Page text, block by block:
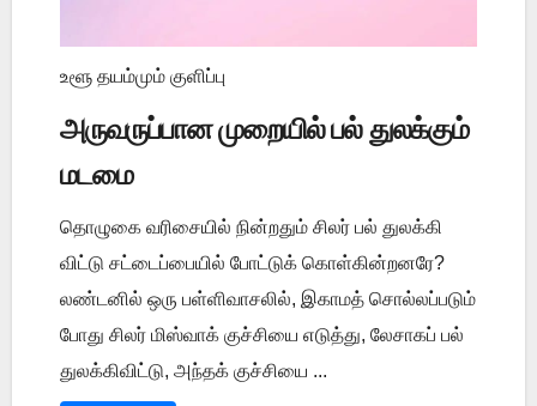
உளூ தயம்மும் குளிப்பு
அருவருப்பான முறையில் பல் துலக்கும்
மடமை
தொழுகை வரிசையில் நின்றதும் சிலர் பல் துலக்கி
விட்டு சட்டைப்பையில் போட்டுக் கொள்கின்றனரே?
லண்டனில் ஒரு பள்ளிவாசலில், இகாமத் சொல்லப்படும்
போது சிலர் மிஸ்வாக் குச்சியை எடுத்து, லேசாகப் பல்
துலக்கிவிட்டு, அந்தக் குச்சியை ...